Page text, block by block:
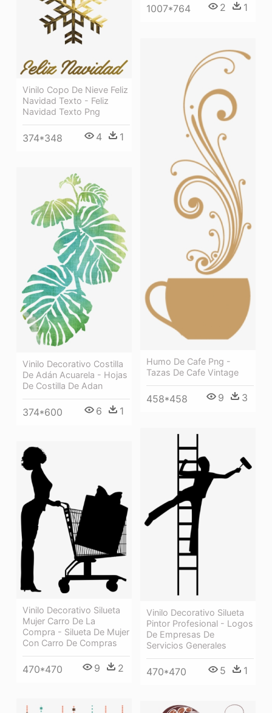
1007*764 2 1
Vinilo Copo De Nieve Feliz
Navidad Texto - Feliz
Navidad Texto Png
374*348 4 1
Humo De Cafe Png -
Tazas De Cafe Vintage
458*458 9 3
Vinilo Decorativo Costilla
De Adán Acuarela - Hojas
De Costilla De Adan
374*600 6 1
Vinilo Decorativo Silueta
Pintor Profesional - Logos
De Empresas De
Servicios Generales
470*470 5 1
Vinilo Decorativo Silueta
Mujer Carro De La
Compra - Silueta De Mujer
Con Carro De Compras
470*470 9 2